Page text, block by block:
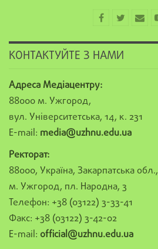
КОНТАКТУЙТЕ З НАМИ
Адреса Медіацентру:
88000 м. Ужгород,
вул. Університетська, 14, к. 231
E-mail: media@uzhnu.edu.ua
Ректорат:
88000, Україна, Закарпатська обл.,
м. Ужгород, пл. Народна, 3
Телефон: +38 (03122) 3-33-41
Факс: +38 (03122) 3-42-02
E-mail: official@uzhnu.edu.ua